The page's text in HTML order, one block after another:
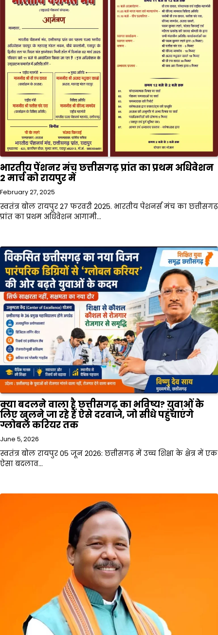
भारतीय पेंशनर मंच छत्तीसगढ़ प्रांत का प्रथम अधिवेशन
2 मार्च को रायपुर में
February 27, 2025
स्वतंत्र बोल रायपुर 27 फरवरी 2025. भारतीय पेंशनर्स मंच का छत्तीसगढ़
प्रांत का प्रथम अधिवेशन आगामी…
क्या बदलने वाला है छत्तीसगढ़ का भविष्य? युवाओं के
लिए खुलने जा रहे हैं ऐसे दरवाजे, जो सीधे पहुंचाएंगे
ग्लोबल करियर तक
June 5, 2026
स्वतंत्र बोल रायपुर 05 जून 2026: छत्तीसगढ़ में उच्च शिक्षा के क्षेत्र में एक
ऐसा बदलाव…